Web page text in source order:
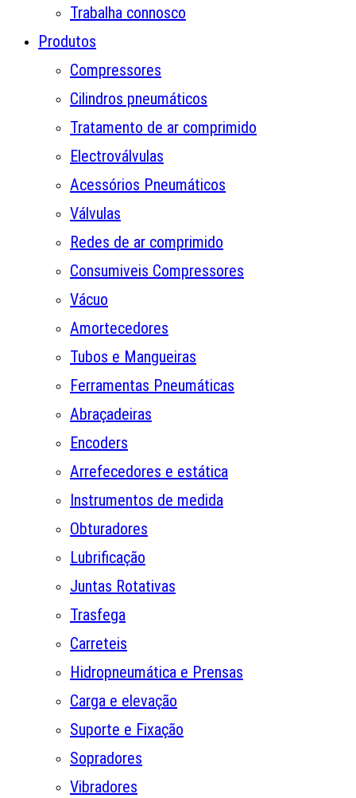
Trabalha connosco
Produtos
Compressores
Cilindros pneumáticos
Tratamento de ar comprimido
Electroválvulas
Acessórios Pneumáticos
Válvulas
Redes de ar comprimido
Consumiveis Compressores
Vácuo
Amortecedores
Tubos e Mangueiras
Ferramentas Pneumáticas
Abraçadeiras
Encoders
Arrefecedores e estática
Instrumentos de medida
Obturadores
Lubrificação
Juntas Rotativas
Trasfega
Carreteis
Hidropneumática e Prensas
Carga e elevação
Suporte e Fixação
Sopradores
Vibradores